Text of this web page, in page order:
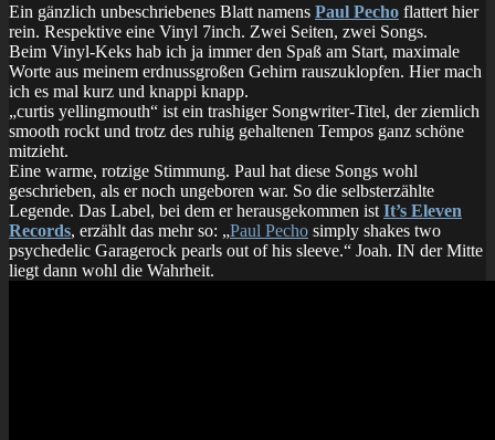
Ein gänzlich unbeschriebenes Blatt namens Paul Pecho flattert hier
rein. Respektive eine Vinyl 7inch. Zwei Seiten, zwei Songs.
Beim Vinyl-Keks hab ich ja immer den Spaß am Start, maximale
Worte aus meinem erdnussgroßen Gehirn rauszuklopfen. Hier mach
ich es mal kurz und knappi knapp.
„curtis yellingmouth“ ist ein trashiger Songwriter-Titel, der ziemlich
smooth rockt und trotz des ruhig gehaltenen Tempos ganz schöne
mitzieht.
Eine warme, rotzige Stimmung. Paul hat diese Songs wohl
geschrieben, als er noch ungeboren war. So die selbsterzählte
Legende. Das Label, bei dem er herausgekommen ist It’s Eleven
Records, erzählt das mehr so: „Paul Pecho simply shakes two
psychedelic Garagerock pearls out of his sleeve.“ Joah. IN der Mitte
liegt dann wohl die Wahrheit.